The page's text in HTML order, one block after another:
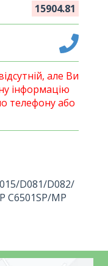
15904.81
але Ви
інформацію
телефону або
D081/D082/
C6501SP/MP